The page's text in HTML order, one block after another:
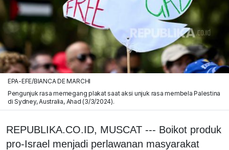
EPA-EFE/BIANCA DE MARCHI
Pengunjuk rasa memegang plakat saat aksi unjuk rasa membela Palestina
di Sydney, Australia, Ahad (3/3/2024).
REPUBLIKA.CO.ID, MUSCAT --- Boikot produk
pro-Israel menjadi perlawanan masyarakat